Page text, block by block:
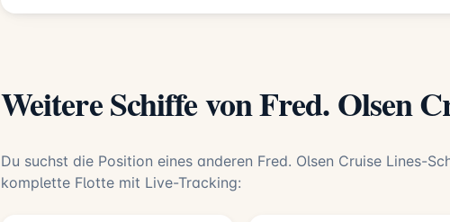
Weitere Schiffe von Fred. Olsen
Du suchst die Position eines anderen Fred. Olsen Cruise Lines-
komplette Flotte mit Live-Tracking: